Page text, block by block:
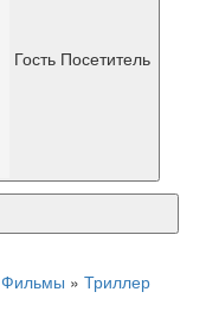
Гость Посетитель
Фильмы » Триллер